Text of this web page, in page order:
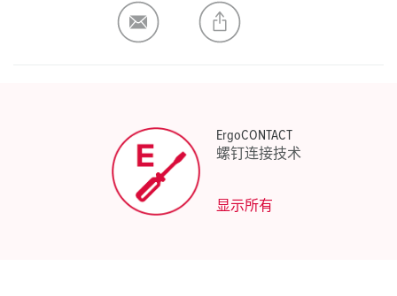
生成新清单
ErgoCONTACT
螺钉连接技术
显示所有